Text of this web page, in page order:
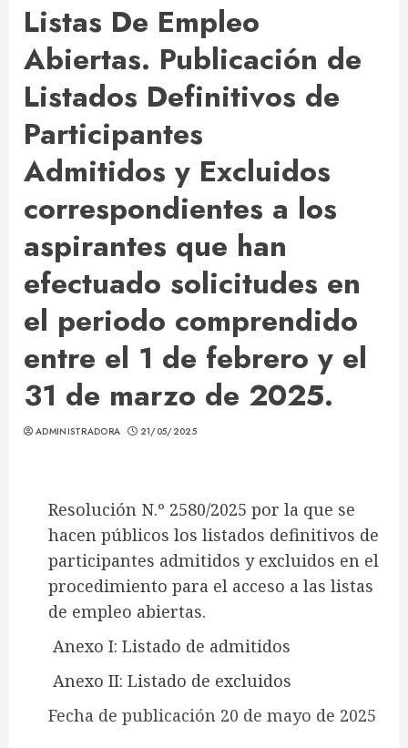
Listas De Empleo
Abiertas. Publicación de
Listados Definitivos de
Participantes
Admitidos y Excluidos
correspondientes a los
aspirantes que han
efectuado solicitudes en
el periodo comprendido
entre el 1 de febrero y el
31 de marzo de 2025.
ADMINISTRADORA 21/05/2025
Resolución N.º 2580/2025 por la que se
hacen públicos los listados definitivos de
participantes admitidos y excluidos en el
procedimiento para el acceso a las listas
de empleo abiertas.
Anexo I: Listado de admitidos
Anexo II: Listado de excluidos
Fecha de publicación 20 de mayo de 2025